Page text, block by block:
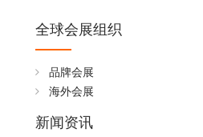
全球会展组织
品牌会展
海外会展
新闻资讯